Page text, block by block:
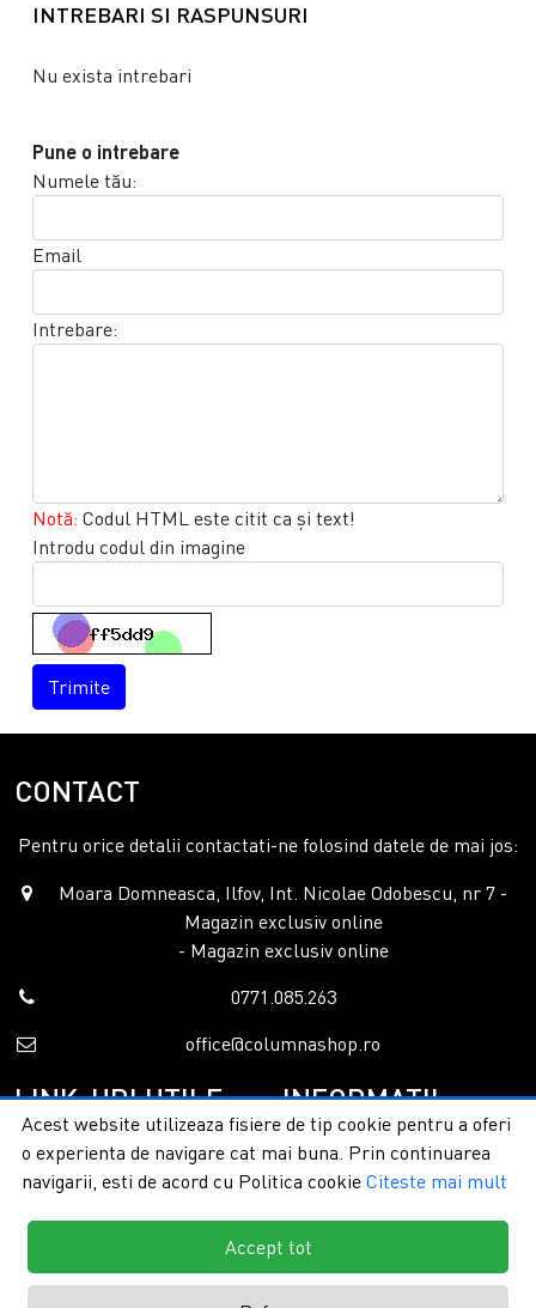
INTREBARI SI RASPUNSURI
Nu exista intrebari
Pune o intrebare
Numele tău:
Email
Intrebare:
Notă: Codul HTML este citit ca şi text!
Introdu codul din imagine
Trimite
CONTACT
Pentru orice detalii contactati-ne folosind datele de mai jos:
Moara Domneasca, Ilfov, Int. Nicolae Odobescu, nr 7 -
Magazin exclusiv online
- Magazin exclusiv online
0771.085.263
office@columnashop.ro
LINK-URI UTILE
Acasa
Despre noi
Formular retur
INFORMATII
Garantie si service
Detalii livrare
Termeni si conditii
Acest website utilizeaza fisiere de tip cookie pentru a oferi
o experienta de navigare cat mai buna. Prin continuarea
navigarii, esti de acord cu Politica cookie Citeste mai mult
Accept tot